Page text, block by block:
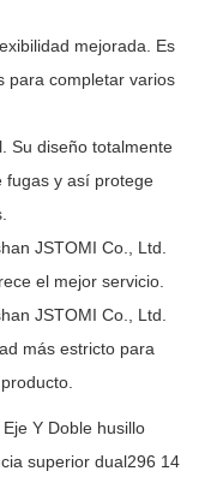
mejorada. Es
para completar varios
Su diseño totalmente
fugas y así protege
JSTOMI Co., Ltd.
el mejor servicio.
JSTOMI Co., Ltd.
más estricto para